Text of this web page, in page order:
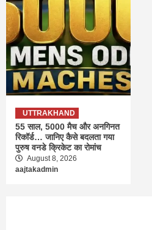
UTTRAKHAND
55 साल, 5000 मैच और अनगिनत
रिकॉर्ड… जानिए कैसे बदलता गया
पुरुष वनडे क्रिकेट का रोमांच
August 8, 2026
aajtakadmin